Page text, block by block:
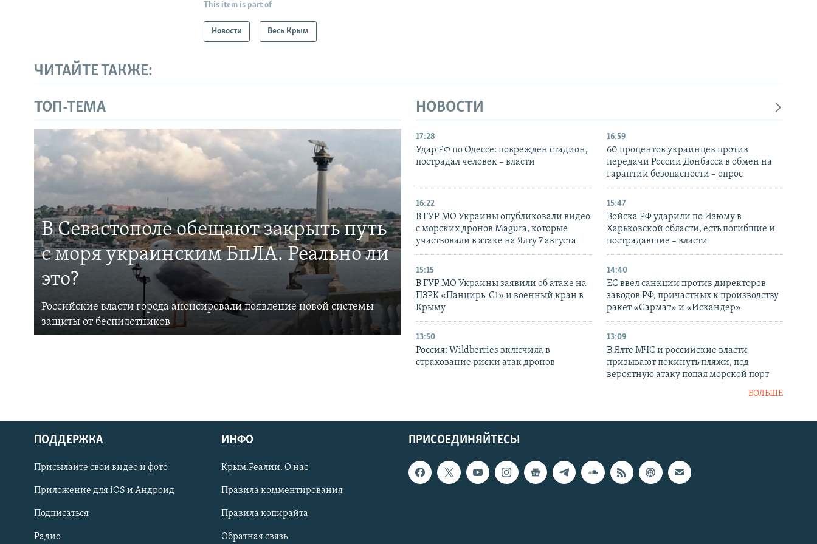
Українською
Qırımtatar
ПРИСОЕДИНЯЙТЕСЬ!
This item is part of
Новости Весь Крым
ЧИТАЙТЕ ТАКЖЕ:
ТОП-ТЕМА
В Севастополе обещают закрыть путь
с моря украинским БпЛА. Реально ли
это?
Российские власти города анонсировали появление новой системы
защиты от беспилотников
НОВОСТИ
17:28
Удар РФ по Одессе: поврежден стадион,
пострадал человек – власти
16:59
60 процентов украинцев против
передачи России Донбасса в обмен на
гарантии безопасности – опрос
16:22
В ГУР МО Украины опубликовали видео
с морских дронов Magura, которые
участвовали в атаке на Ялту 7 августа
15:47
Войска РФ ударили по Изюму в
Харьковской области, есть погибшие и
пострадавшие – власти
15:15
В ГУР МО Украины заявили об атаке на
ПЗРК «Панцирь-С1» и военный кран в
Крыму
14:40
ЕС ввел санкции против директоров
заводов РФ, причастных к производству
ракет «Сармат» и «Искандер»
13:50
Россия: Wildberries включила в
страхование риски атак дронов
13:09
В Ялте МЧС и российские власти
призывают покинуть пляжи, под
вероятную атаку попал морской порт
БОЛЬШЕ
ПРИСОЕДИНЯЙТЕСЬ!
ПОДДЕРЖКА
Присылайте свои видео и фото
Приложение для iOS и Андроид
Подписаться
Радио
ИНФО
Крым.Реалии. О нас
Правила комментирования
Правила копирайта
Обратная связь